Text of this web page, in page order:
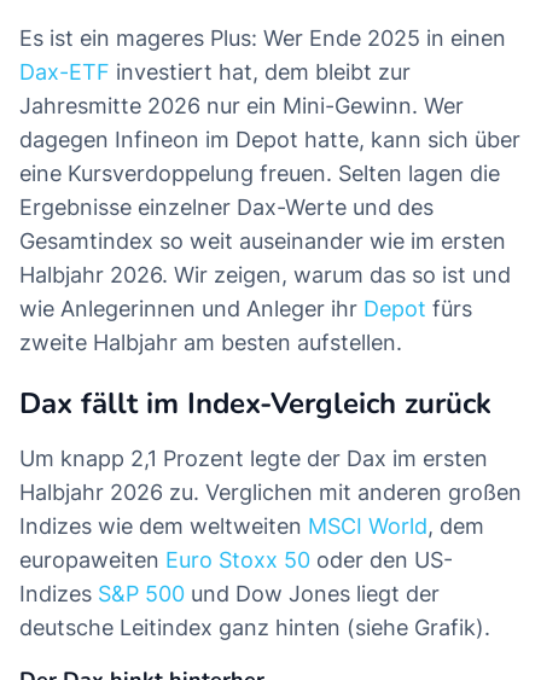
Es ist ein mageres Plus: Wer Ende 2025 in einen
Dax-ETF investiert hat, dem bleibt zur
Jahresmitte 2026 nur ein Mini-Gewinn. Wer
dagegen Infineon im Depot hatte, kann sich über
eine Kursverdoppelung freuen. Selten lagen die
Ergebnisse einzelner Dax-Werte und des
Gesamtindex so weit auseinander wie im ersten
Halbjahr 2026. Wir zeigen, warum das so ist und
wie Anlegerinnen und Anleger ihr Depot fürs
zweite Halbjahr am besten aufstellen.
Dax fällt im Index-Vergleich zurück
Um knapp 2,1 Prozent legte der Dax im ersten
Halbjahr 2026 zu. Verglichen mit anderen großen
Indizes wie dem weltweiten MSCI World, dem
europaweiten Euro Stoxx 50 oder den US-
Indizes S&P 500 und Dow Jones liegt der
deutsche Leitindex ganz hinten (siehe Grafik).